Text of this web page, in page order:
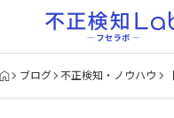
ブログ 不正検知・ノウハウ